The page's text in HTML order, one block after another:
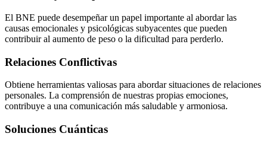
El BNE puede desempeñar un papel importante al abordar las
causas emocionales y psicológicas subyacentes que pueden
contribuir al aumento de peso o la dificultad para perderlo.
Relaciones Conflictivas
Obtiene herramientas valiosas para abordar situaciones de relaciones
personales. La comprensión de nuestras propias emociones,
contribuye a una comunicación más saludable y armoniosa.
Soluciones Cuánticas